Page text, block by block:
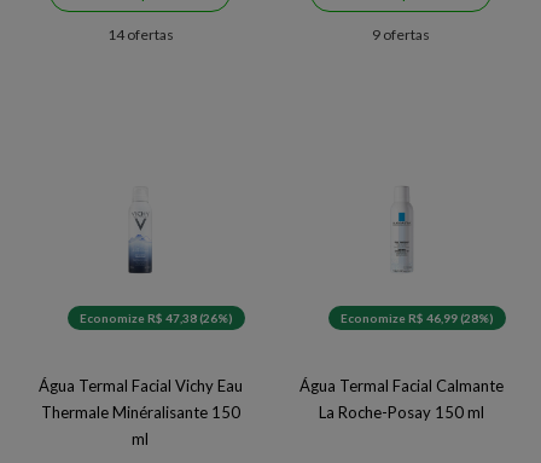
14 ofertas 9 ofertas
Economize R$ 47,38 (26%)
Água Termal Facial Vichy Eau
Thermale Minéralisante 150
ml
Economize R$ 46,99 (28%)
Água Termal Facial Calmante
La Roche-Posay 150 ml